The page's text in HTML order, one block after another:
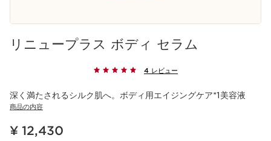
リニュープラス ボディ セラム
4 レビュー
深く満たされるシルク肌へ。ボディ用エイジングケア*1美容液
商品の内容
現在表示中の製品の価格 ¥ 12,430
¥ 12,430